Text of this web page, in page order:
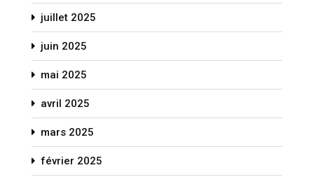
juillet 2025
juin 2025
mai 2025
avril 2025
mars 2025
février 2025